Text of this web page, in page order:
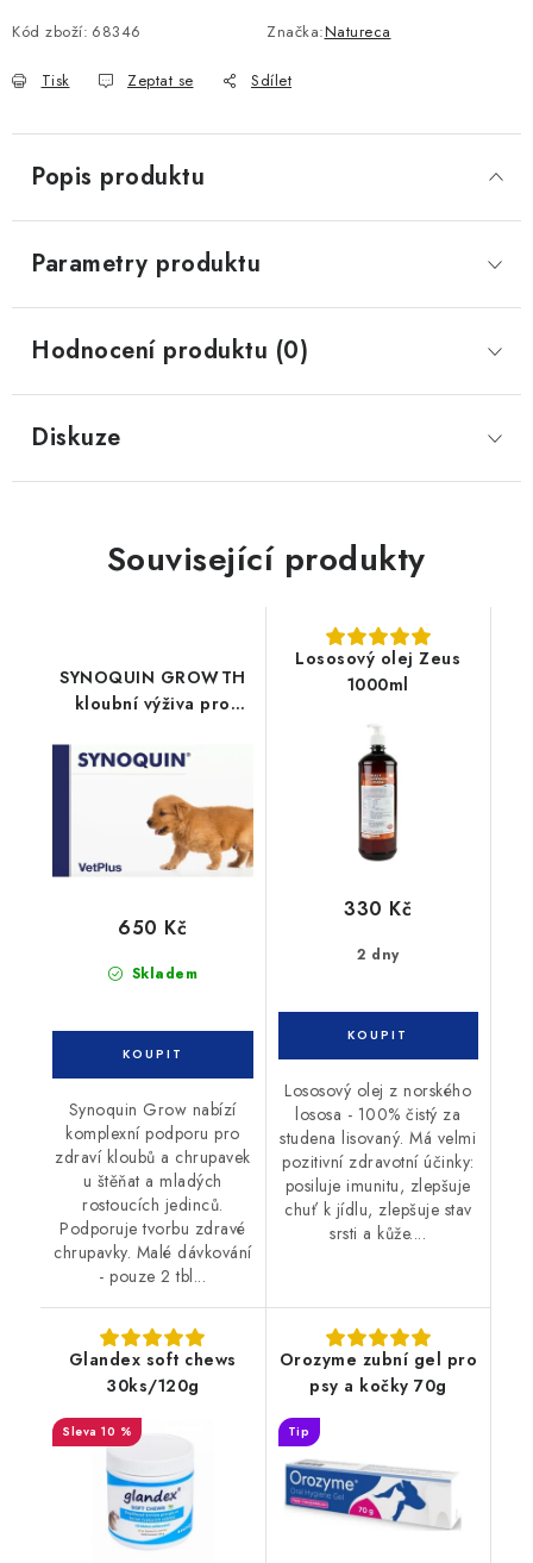
Kód zboží: 68346 Značka:Natureca
Tisk Zeptat se Sdílet
Popis produktu
Parametry produktu
Hodnocení produktu (0)
Diskuze
Související produkty
SYNOQUIN GROWTH
kloubní výživa pro
Skladem
650 Kč
Synoquin Grow nabízí
komplexní podporu pro
zdraví kloubů a chrupavek
u štěňat a mladých
rostoucích jedinců.
Podporuje tvorbu zdravé
chrupavky. Malé dávkování
- pouze 2 tbl...
Lososový olej Zeus
1000ml
2 dny
330 Kč
Lososový olej z norského
lososa - 100% čistý za
studena lisovaný. Má velmi
pozitivní zdravotní účinky:
posiluje imunitu, zlepšuje
chuť k jídlu, zlepšuje stav
srsti a kůže....
Glandex soft chews
30ks/120g
10 %
Orozyme zubní gel pro
psy a kočky 70g
Tip